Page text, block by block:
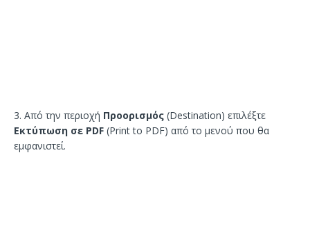
3. Από την περιοχή Προορισμός (Destination) επιλέξτε
Εκτύπωση σε PDF (Print to PDF) από το μενού που θα
εμφανιστεί.